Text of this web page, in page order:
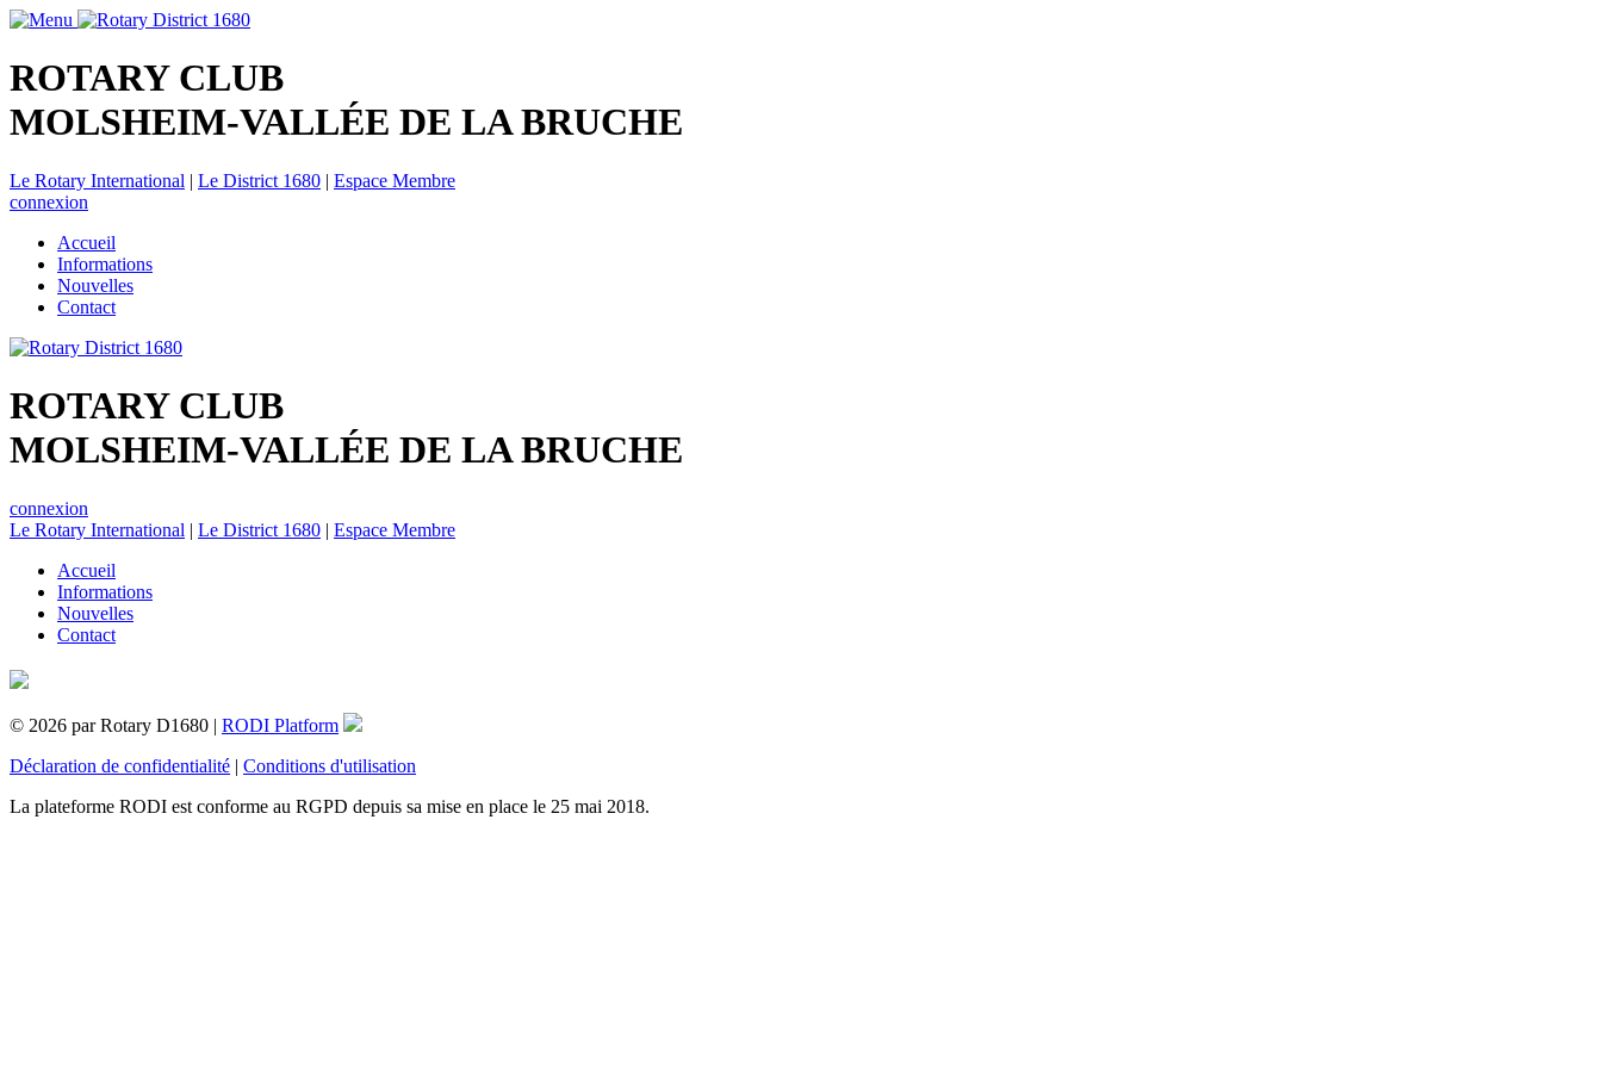
ROTARY CLUB
MOLSHEIM-VALLÉE DE LA BRUCHE
Le Rotary International | Le District 1680 | Espace Membre
connexion
Accueil
Informations
Nouvelles
Contact
ROTARY CLUB
MOLSHEIM-VALLÉE DE LA BRUCHE
connexion
Le Rotary International | Le District 1680 | Espace Membre
Accueil
Informations
Nouvelles
Contact
© 2026 par Rotary D1680 | RODI Platform
Déclaration de confidentialité | Conditions d'utilisation
La plateforme RODI est conforme au RGPD depuis sa mise en place le 25 mai 2018.